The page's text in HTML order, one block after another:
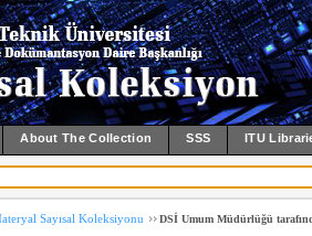
About The Collection SSS ITU
Sayısal Koleksiyonu DSİ Umum Müdürlüğü